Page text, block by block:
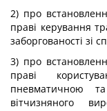
2) про
праві керування
заборгованості зі
3) про
праві
пневматичною
вітчизняного